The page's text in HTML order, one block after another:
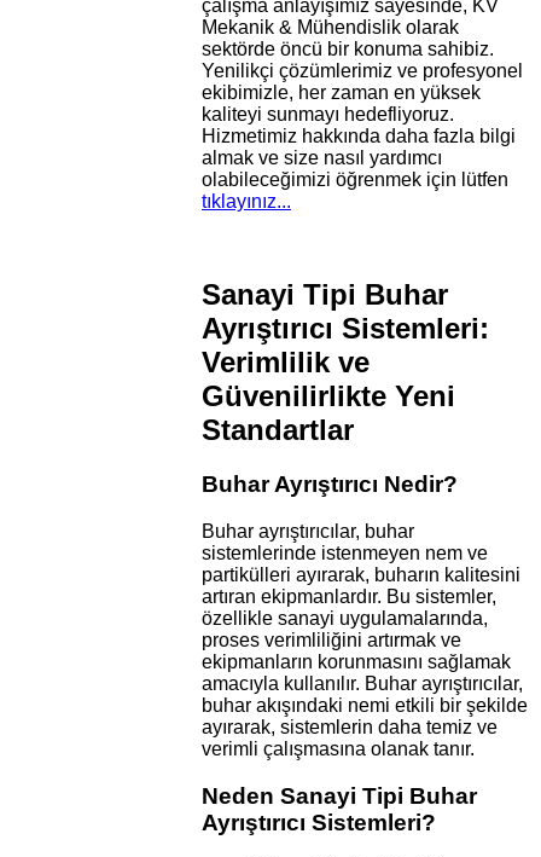
çalışma anlayışımız sayesinde, KV
Mekanik & Mühendislik olarak
sektörde öncü bir konuma sahibiz.
Yenilikçi çözümlerimiz ve profesyonel
ekibimizle, her zaman en yüksek
kaliteyi sunmayı hedefliyoruz.
Hizmetimiz hakkında daha fazla bilgi
almak ve size nasıl yardımcı
olabileceğimizi öğrenmek için lütfen
tıklayınız...
Sanayi Tipi Buhar
Ayrıştırıcı Sistemleri:
Verimlilik ve
Güvenilirlikte Yeni
Standartlar
Buhar Ayrıştırıcı Nedir?
Buhar ayrıştırıcılar, buhar
sistemlerinde istenmeyen nem ve
partikülleri ayırarak, buharın kalitesini
artıran ekipmanlardır. Bu sistemler,
özellikle sanayi uygulamalarında,
proses verimliliğini artırmak ve
ekipmanların korunmasını sağlamak
amacıyla kullanılır. Buhar ayrıştırıcılar,
buhar akışındaki nemi etkili bir şekilde
ayırarak, sistemlerin daha temiz ve
verimli çalışmasına olanak tanır.
Neden Sanayi Tipi Buhar
Ayrıştırıcı Sistemleri?